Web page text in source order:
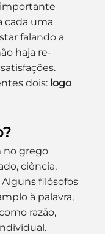
importante
cada uma
falando a
haja re-
dois: logo
no grego
ciência,
filósofos
à palavra,
razão,